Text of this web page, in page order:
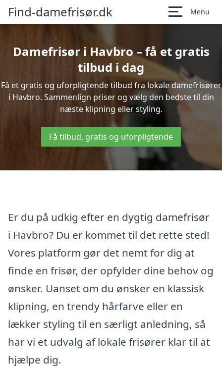
Find-damefrisør.dk Menu
Damefrisør i Havbro – få et gratis
tilbud i dag
Få et gratis og uforpligtende tilbud fra lokale damefrisører
i Havbro. Sammenlign priser og vælg den bedste til din
næste klipning eller styling.
Få tilbud, gratis og uforpligtende
Er du på udkig efter en dygtig damefrisør
i Havbro? Du er kommet til det rette sted!
Vores platform gør det nemt for dig at
finde en frisør, der opfylder dine behov og
ønsker. Uanset om du ønsker en klassisk
klipning, en trendy hårfarve eller en
lækker styling til en særligt anledning, så
har vi et udvalg af lokale frisører klar til at
hjælpe dig.